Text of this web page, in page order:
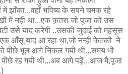
झाँका...वहाँ भविष्य के सपने चमक रहे
में नही था...एक क़तरा जो पूजा को उस
उसे याद करेगी ..उसकी जुदाई को महसूस
आँसू याद आ रहा था,जो नन्हीं केतकी ने
पीछे भूल आगे निकल गयी थी...समय भी
पीछे रह गयी थी...अब आगे पढ़ें...आज मै,पूजा